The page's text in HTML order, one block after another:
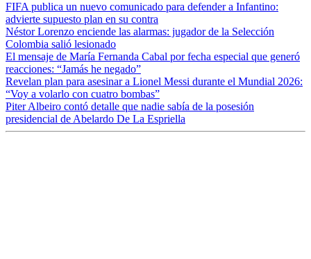
FIFA publica un nuevo comunicado para defender a Infantino:
advierte supuesto plan en su contra
Néstor Lorenzo enciende las alarmas: jugador de la Selección
Colombia salió lesionado
El mensaje de María Fernanda Cabal por fecha especial que generó
reacciones: “Jamás he negado”
Revelan plan para asesinar a Lionel Messi durante el Mundial 2026:
“Voy a volarlo con cuatro bombas”
Piter Albeiro contó detalle que nadie sabía de la posesión
presidencial de Abelardo De La Espriella